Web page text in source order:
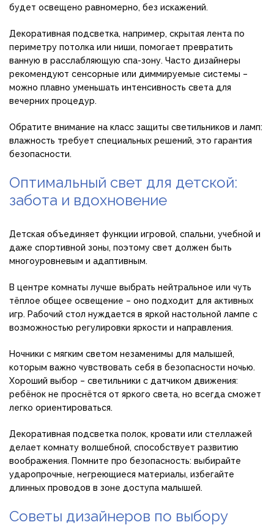
будет освещено равномерно, без искажений.
Декоративная подсветка, например, скрытая лента по
периметру потолка или ниши, помогает превратить
ванную в расслабляющую спа-зону. Часто дизайнеры
рекомендуют сенсорные или диммируемые системы –
можно плавно уменьшать интенсивность света для
вечерних процедур.
Обратите внимание на класс защиты светильников и ламп:
влажность требует специальных решений, это гарантия
безопасности.
Оптимальный свет для детской:
забота и вдохновение
Детская объединяет функции игровой, спальни, учебной и
даже спортивной зоны, поэтому свет должен быть
многоуровневым и адаптивным.
В центре комнаты лучше выбрать нейтральное или чуть
тёплое общее освещение – оно подходит для активных
игр. Рабочий стол нуждается в яркой настольной лампе с
возможностью регулировки яркости и направления.
Ночники с мягким светом незаменимы для малышей,
которым важно чувствовать себя в безопасности ночью.
Хороший выбор – светильники с датчиком движения:
ребёнок не проснётся от яркого света, но всегда сможет
легко ориентироваться.
Декоративная подсветка полок, кровати или стеллажей
делает комнату волшебной, способствует развитию
воображения. Помните про безопасность: выбирайте
ударопрочные, негреющиеся материалы, избегайте
длинных проводов в зоне доступа малышей.
Советы дизайнеров по выбору